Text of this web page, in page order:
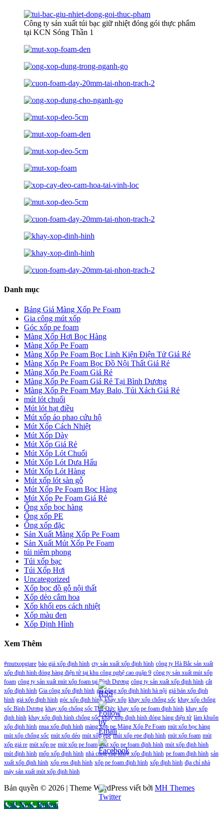
Công ty sản xuất túi bạc giữ nhiệt đóng gói thực phẩm
tại KCN Sóng Thần 1
Danh mục
Bảng Giá Màng Xốp Pe Foam
Gia công mút xốp
Góc xốp pe foam
Màng Xốp Hơi Bọc Hàng
Màng Xốp Pe Foam
Màng Xốp Pe Foam Bọc Linh Kiện Điện Tử Giá Rẻ
Màng Xốp Pe Foam Bọc Đồ Nội Thất Giá Rẻ
Màng Xốp Pe Foam Giá Rẻ
Màng Xốp Pe Foam Giá Rẻ Tại Bình Dương
Màng Xốp Pe Foam May Balo, Túi Xách Giá Rẻ
mút lót chuối
Mút lót hạt điều
Mút xốp áo phao cứu hộ
Mút Xốp Cách Nhiệt
Mút Xốp Dày
Mút Xốp Giá Rẻ
Mút Xốp Lót Chuối
Mút Xốp Lót Dưa Hấu
Mút Xốp Lót Hàng
Mút xốp lót sàn gỗ
Mút Xốp Pe Foam Bọc Hàng
Mút Xốp Pe Foam Giá Rẻ
Ống xốp bọc hàng
Ống xốp PE
Ống xốp đặc
Sản Xuất Màng Xốp Pe Foam
Sản Xuất Mút Xốp Pe Foam
túi niêm phong
Túi xốp bạc
Túi Xốp Hơi
Uncategorized
Xốp bọc đồ gỗ nội thất
Xốp dẻo cắm hoa
Xốp khối eps cách nhiệt
Xốp màu đen
Xốp Định Hình
Xem Thêm
#mutxopgiare báo giá xốp định hình cty sản xuất xốp định hình công ty Hà Bắc sản xuất
xốp định hình đóng hàng điện tử tại khu công nghệ cao quận 9 công ty sản xuất mút xốp
foam công ty sản xuất mút xốp foam tại Bình Dương công ty sản xuất xốp định hình cắt
xốp định hình Gia công xốp định hình gia công xốp định hình hà nội giá bán xốp định
hình giá xốp định hình góc xốp định hình khay xốp khay xốp chống sốc khay xốp chống
sốc Bình Dương khay xốp chống sốc Thủ Đức khay xốp pe foam định hình khay xốp
định hình khay xốp định hình chống sốc khay xốp định hình đóng hàng điện tử làm khuôn
xốp định hình mua xốp định hình màng xốp pe Màng Xốp Pe Foam mút xốp bọc hàng
mút xốp chống sốc mút xốp dẻo mút xốp epe mút xốp epe định hình mút xốp foam mút
xốp giá re mút xốp pe mút xốp pe foam mút xốp pe foam định hình mút xốp định hình
mút định hình mốp xốp định hình nhà cung cấp khay xốp định hình pe foam định hình sản
xuất xốp định hình xốp eps định hình xốp pe foam định hình xốp định hình địa chỉ nhà
máy sản xuất mút xốp định hình
Bản quyền © 2026 | Theme WordPress viết bởi MH Themes
Call Now Button